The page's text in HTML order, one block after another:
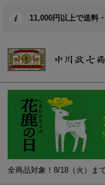
11,000円以上で送料
全商品対象！8/18（火）ま